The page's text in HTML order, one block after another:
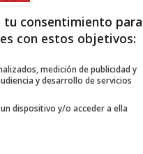
consentimiento para
con estos objetivos:
medición de publicidad y
y desarrollo de servicios
dispositivo y/o acceder a ella